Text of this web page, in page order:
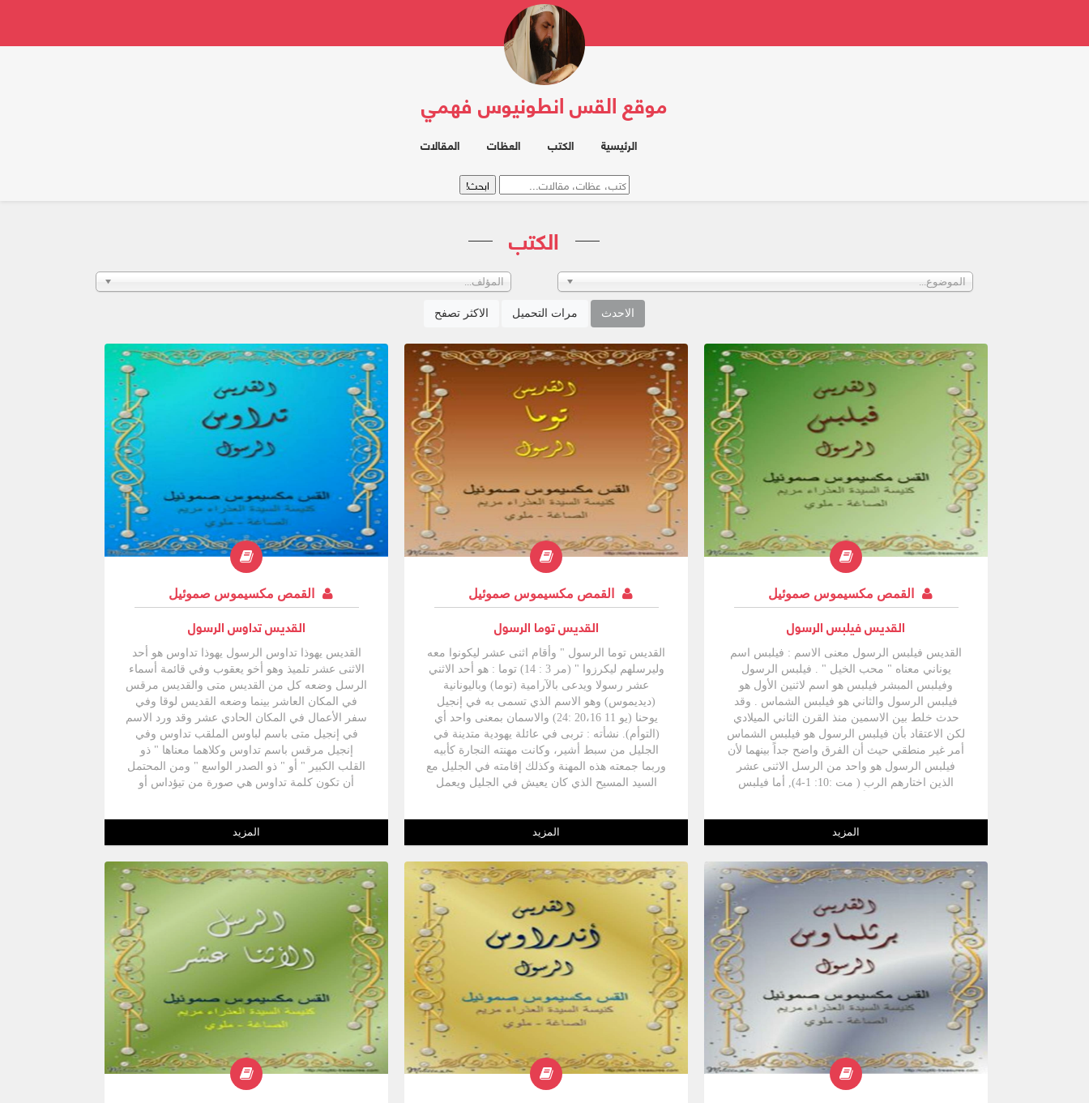
موقع القس انطونيوس فهمي
الرئيسية الكتب العظات المقالات
الكتب
المؤلف... الموضوع...
الاحدث مرات التحميل الاكثر تصفح
القمص مكسيموس صموئيل
القديس فيلبس الرسول
القديس فيلبس الرسول معنى الاسم : فيلبس اسم
يوناني معناه " محب الخيل " . فيلبس الرسول
وفيلبس المبشر فيلبس هو اسم لاثنين الأول هو
فيلبس الرسول والثاني هو فيلبس الشماس . وقد
حدث خلط بين الاسمين منذ القرن الثاني الميلادي
لكن الاعتقاد بأن فيلبس الرسول هو فيلبس الشماس
أمر غير منطقي حيث أن الفرق واضح جداً بينهما لأن
فيلبس الرسول هو واحد من الرسل الاثنى عشر
الذين اختارهم الرب ( مت :10: 1-4), أما فيلبس
مقيماً في قيصرية وكان مبشراً ناجحاً في السامرة (
أع 8 12-15 ) وبشر خصى ملكة الحبشة ( أع 8 26-40
) .وهناك اختلاف آخر وهو ارتباط خدمة فيلبس
الرسول بمدينة هيرابوليس في اقليم فريجية أما
فيلبس الشماس فيرتبط بمدينة قيصرية العاصمة
الامارية لليهود والسامرة ومقر الوالي الروماني
ويرجح أن القديس فيلبس الرسول كان أسقف كنيسة
قيصرية وقد استضاف الرسولين لوقا وبولس سنة 58
م عند حضورهما إلى قيصرية ( أع 8:21 ) .والكنيسة
القبطية وكذلك الكنيسة الأرمينية تعتبران أن فيلبس
الرسول وفيلبس المبشر شخصان مختلفان
وتخصصان تذكاراً تعيدان في يوم خاص لكل منهما,
فتحتفل الكنيسة القبطية بتذكار واستشهاد القديس
فيلبس الرسول في 18 هاتور بينما تحتفل بتذكار نياحة
القديس فيلبس الشماس في 14 بابه .
المزيد
القمص مكسيموس صموئيل
القديس توما الرسول
القديس توما الرسول " وأقام اثنى عشر ليكونوا معه
وليرسلهم ليكرزوا " (مر 3 : 14) توما : هو أحد الاثني
عشر رسولا ويدعى بالآرامية (توما) وباليونانية
(ديديموس) وهو الاسم الذي تسمى به في إنجيل
يوحنا (يو 11 20،16 :24) والاسمان بمعنى واحد أي
(التوأم). نشأته : تربى في عائلة يهودية متدينة في
الجليل من سبط أشير، وكانت مهنته النجارة كأبيه
وربما جمعته هذه المهنة وكذلك إقامته في الجليل مع
السيد المسيح الذي كان يعيش في الجليل ويعمل
يذكر في المكان الثامن بعد القديس متى كما في
(مر، لو، يو) أما في إنجيل معلمنا متى فاتضاعا منه
يقدمه على نفسه فيسبق تو ما رفيقه متى، أما في
سفر الأعمال فيرتفع توما إلى المكان السادس (أع1:
13) كأنه ازداد في الأهمية بسبب ما قام به في
حوادث قيامة السيد المسيح وظهوراته في العلية (يو
20: 26) ويؤكد على ذلك حادثة صيد السمك في (يو
21) إذ جاء الثاني بعد القديس بطرس، ويظهر القديس
توما مع الرسل الذين رأوا اختيار شخص ليحل محل
يهوذا، وأيضا في يوم حلول الروح القدس. ويذكر
القديس توما في إنجيل معلمنا يوحنا في 4 مناسبات
مختلفة لها أهميتها إذ تبرز شخصيته القوية
المزيد
القمص مكسيموس صموئيل
القديس تداوس الرسول
القديس يهوذا تداوس الرسول يهوذا تداوس هو أحد
الاثنى عشر تلميذ وهو أخو يعقوب وفي قائمة أسماء
الرسل وضعه كل من القديس متى والقديس مرقس
في المكان العاشر بينما وضعه القديس لوقا وفي
سفر الأعمال في المكان الحادي عشر وقد ورد الاسم
في إنجيل متى باسم لباوس الملقب تداوس وفي
إنجيل مرقس باسم تداوس وكلاهما معناها " ذو
القلب الكبير " أو " ذو الصدر الواسع " ومن المحتمل
أن تكون كلمة تداوس هي صورة من تيؤداس أو
يهوذا محبوباً بين اليهود هو يهوذا المكابي الابن الثالث
من أبناء متتيا الذي قاد المقاومة ضد أنطيوخوس
أبيفانيوس حتى تحرير اليهود من نير الإغريق, وفي
أزمنة العهد الجديد كان اسم يهوذا شائعاً وفي سفر
أعمال الرسل يظهر أربع أشخاص يحملون اسم يهوذا
وهم : 1- يهوذا الجليلي الذي قاد التمرد ضد الرومان
2- يهوذا الذي اقتيد شاول بعد أن صار أعمى إلى بيته .
3- يهوذا برسابا الذي أختير مع سيلا ليرافق بولس
وبرنابا . 4- يهوذا الرسول كاتب الرسالة المقرونة
المزيد